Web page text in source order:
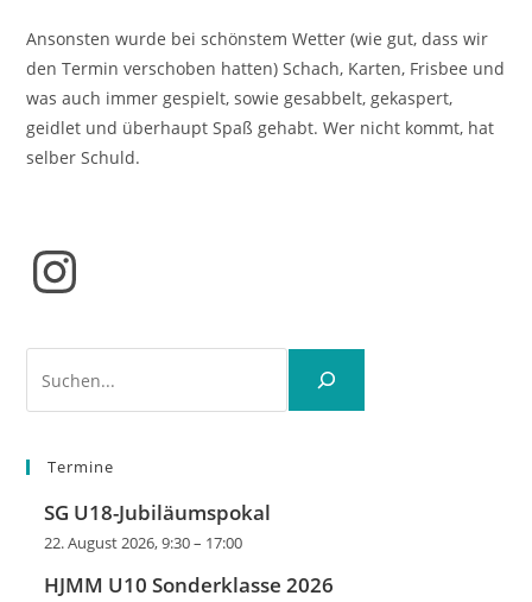
Ansonsten wurde bei schönstem Wetter (wie gut, dass wir
den Termin verschoben hatten) Schach, Karten, Frisbee und
was auch immer gespielt, sowie gesabbelt, gekaspert,
geidlet und überhaupt Spaß gehabt. Wer nicht kommt, hat
selber Schuld.
Instagram
Termine
SG U18-Jubiläumspokal
22. August 2026, 9:30– 17:00
HJMM U10 Sonderklasse 2026